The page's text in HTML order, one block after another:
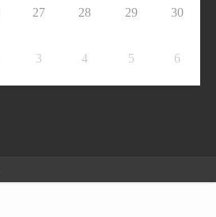
27 28 29 30
3 4 5 6